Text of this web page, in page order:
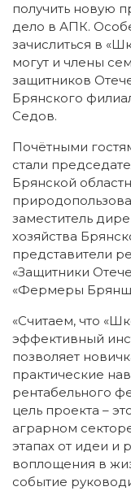
получить новую
дело в АПК.
зачислиться в
могут и члены
защитников
Брянского
Седов.
Почётными
стали
Брянской
заместитель
хозяйства
представители
«Защитники
«Фермеры
«Считаем, что
эффективный
позволяет
практические
рентабельного
цель проекта –
аграрном
этапах от идеи и
воплощения в
событие